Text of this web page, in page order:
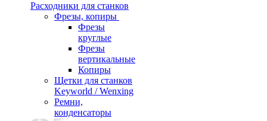
Расходники для станков
Фрезы, копиры
Фрезы
круглые
Фрезы
вертикальные
Копиры
Щетки для станков
Keyworld / Wenxing
Ремни,
конденсаторы